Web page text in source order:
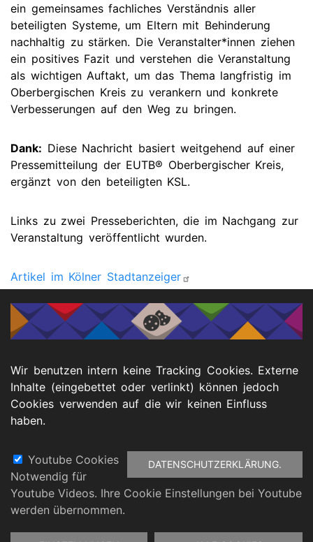
ein gemeinsames fachliches Verständnis aller
beteiligten Systeme, um Eltern mit Behinderung
nachhaltig zu stärken. Die Veranstalter*innen ziehen
ein positives Fazit und verstehen die Veranstaltung
als wichtigen Auftakt, um das Thema langfristig im
Oberbergischen Kreis zu verankern und konkrete
Verbesserungen auf den Weg zu bringen.
Dank: Diese Nachricht basiert weitgehend auf einer
Pressemitteilung der EUTB® Oberbergischer Kreis,
ergänzt von den beteiligten KSL.
Links zu zwei Presseberichten, die im Nachgang zur
Veranstaltung veröffentlicht wurden.
Artikel im Kölner Stadtanzeiger
Artikel in Oberberg-Aktuell
EUTB® Oberbergischer Kreis
Telefon: 02261 63 93 776
E-Mail: teilhabeberatung-obk@paritaet-nrw.org
www.teilhabeberatung-obk.de
FußbereichBarrierefreiheitserklärung
Wir benutzen intern keine Tracking Cookies. Externe
Inhalte (eingebettet oder verlinkt) können jedoch
Cookies verwenden auf die wir keinen Einfluss
haben.
DATENSCHUTZERKLÄRUNG.
Youtube Cookies
Notwendig für
Youtube Videos. Ihre Cookie Einstellungen bei Youtube
werden übernommen.
Zustimmung